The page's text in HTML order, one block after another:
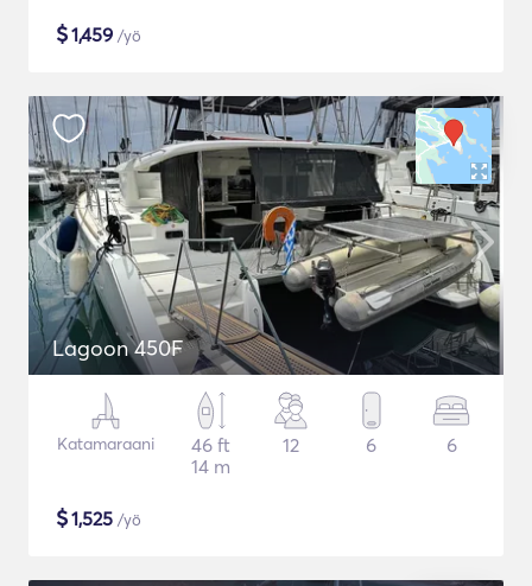
$1,459 /yö
Lagoon 450F
Katamaraani
46 ft
14 m
12 6 6
$1,525 /yö